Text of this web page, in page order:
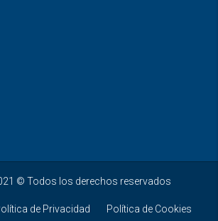
© Todos los derechos reservados
de Privacidad Política de Cookies